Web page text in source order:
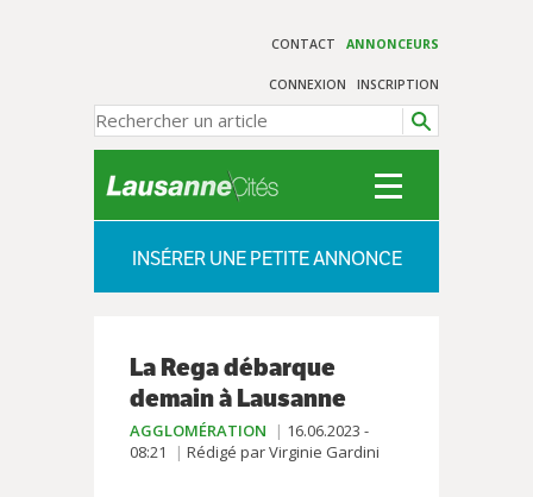
CONTACT ANNONCEURS
CONNEXION INSCRIPTION
INSÉRER UNE PETITE ANNONCE
La Rega débarque
demain à Lausanne
AGGLOMÉRATION
16.06.2023 -
08:21
Rédigé par Virginie Gardini